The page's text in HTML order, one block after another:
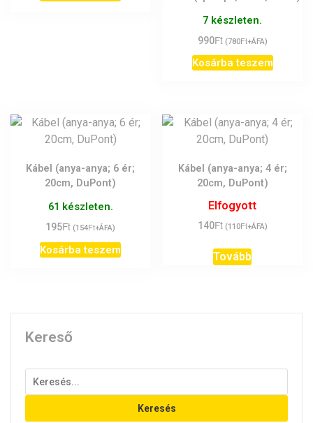
7 készleten.
990Ft (780Ft+ÁFA)
Kosárba teszem
Kábel (anya-anya; 6 ér;
20cm, DuPont)
61 készleten.
195Ft (154Ft+ÁFA)
Kosárba teszem
Kábel (anya-anya; 4 ér;
20cm, DuPont)
Elfogyott
140Ft (110Ft+ÁFA)
Tovább
Kereső
Keresés